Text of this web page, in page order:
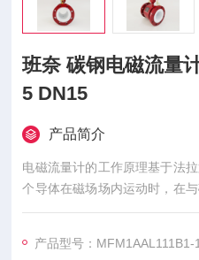
班奈 碳钢电磁流量
5 DN15
产品简介
电磁流量计的工作原理基于法
个导体在磁场场内运动时，在
向的导体两端，会产生感应电
为：E=B.V.D.K
产品型号：MFM1AAL111B1-